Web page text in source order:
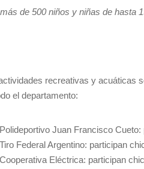
de 500 niños y niñas de hasta
recreativas y acuáticas
el departamento:
Polideportivo Juan Francisco
Tiro Federal Argentino: participan
Cooperativa Eléctrica: participan